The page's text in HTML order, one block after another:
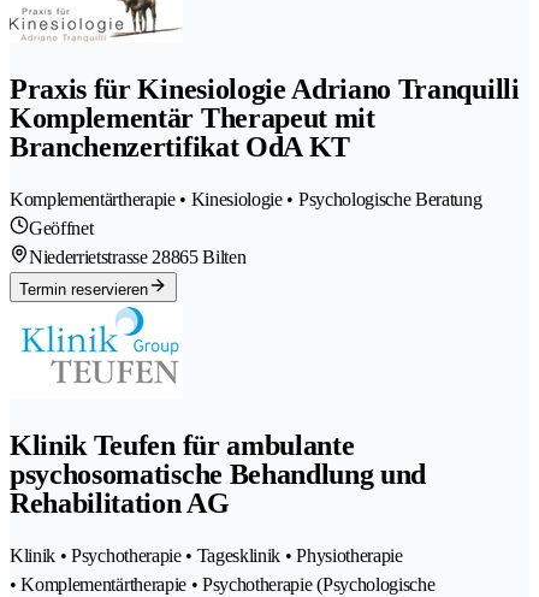
Praxis für Kinesiologie Adriano Tranquilli
Komplementär Therapeut mit
Branchenzertifikat OdA KT
Komplementärtherapie • Kinesiologie • Psychologische Beratung
Geöffnet
Niederrietstrasse 28865 Bilten
Termin reservieren
Klinik Teufen für ambulante
psychosomatische Behandlung und
Rehabilitation AG
Klinik • Psychotherapie • Tagesklinik • Physiotherapie
• Komplementärtherapie • Psychotherapie (Psychologische